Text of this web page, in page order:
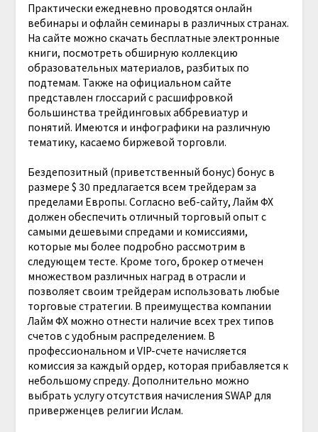
Практически ежедневно проводятся онлайн
вебинары и офлайн семинары в различных странах.
На сайте можно скачать бесплатные электронные
книги, посмотреть обширную коллекцию
образовательных материалов, разбитых по
подтемам. Также на официальном сайте
представлен глоссарий с расшифровкой
большинства трейдинговых аббревиатур и
понятий. Имеются и инфографики на различную
тематику, касаемо биржевой торговли.
Бездепозитный (приветственный бонус) бонус в
размере $ 30 предлагается всем трейдерам за
пределами Европы. Согласно веб-сайту, Лайм ФХ
должен обеспечить отличный торговый опыт с
самыми дешевыми спредами и комиссиями,
которые мы более подробно рассмотрим в
следующем тесте. Кроме того, брокер отмечен
множеством различных наград в отрасли и
позволяет своим трейдерам использовать любые
торговые стратегии. В преимущества компании
Лайм ФХ можно отнести наличие всех трех типов
счетов с удобным распределением. В
профессиональном и VIP-счете начисляется
комиссия за каждый ордер, которая прибавляется к
небольшому спреду. Дополнительно можно
выбрать услугу отсутствия начисления SWAP для
приверженцев религии Ислам.